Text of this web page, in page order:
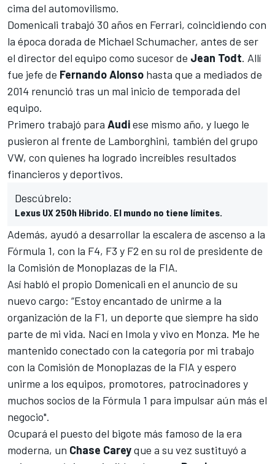
cima del automovilismo.
Domenicali trabajó 30 años en Ferrari, coincidiendo con
la época dorada de Michael Schumacher, antes de ser
el director del equipo como sucesor de Jean Todt. Allí
fue jefe de Fernando Alonso hasta que a mediados de
2014 renunció tras un mal inicio de temporada del
equipo.
Primero trabajó para Audiese mismo año, y luego le
pusieron al frente de Lamborghini, también del grupo
VW, con quienes ha logrado increíbles resultados
financieros y deportivos.
Descúbrelo:
Lexus UX 250h Híbrido. El mundo no tiene límites.
Además, ayudó a desarrollar la escalera de ascenso a la
Fórmula 1, con la F4, F3 y F2 en su rol de presidente de
la Comisión de Monoplazas de la FIA.
Así habló el propio Domenicali en el anuncio de su
nuevo cargo: “Estoy encantado de unirme a la
organización de la F1, un deporte que siempre ha sido
parte de mi vida. Nací en Imola y vivo en Monza. Me he
mantenido conectado con la categoría por mi trabajo
con la Comisión de Monoplazas de la FIA y espero
unirme a los equipos, promotores, patrocinadores y
muchos socios de la Fórmula 1 para impulsar aún más el
negocio".
Ocupará el puesto del bigote más famoso de la era
moderna, un Chase Careyque a su vez sustituyó a